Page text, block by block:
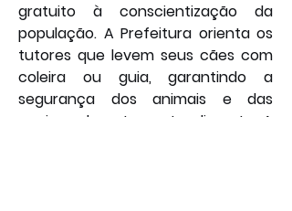
gratuito à conscientização da
população. A Prefeitura orienta os
tutores que levem seus cães com
coleira ou guia, garantindo a
segurança dos animais e das
equipes durante o atendimento. A